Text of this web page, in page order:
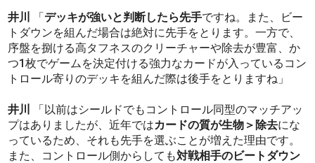
井川 「デッキが強いと判断したら先手ですね。また、ビー
トダウンを組んだ場合は絶対に先手をとります。一方で、
序盤を捌ける高タフネスのクリーチャーや除去が豊富、か
つ1枚でゲームを決定付ける強力なカードが入っているコン
トロール寄りのデッキを組んだ際は後手をとりますね」
井川
「以前はシールドでもコントロール同型のマッチアッ
プはありましたが、近年ではカードの質が生物＞除去にな
っているため、それも先手を選ぶことが増えた理由です。
また、コントロール側からしても対戦相手のビートダウン